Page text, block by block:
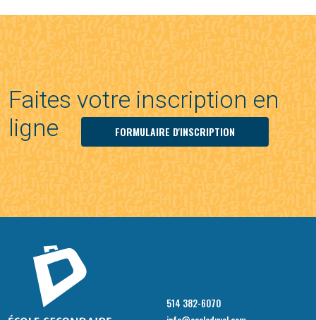
Faites votre inscription en
ligne
FORMULAIRE D'INSCRIPTION
514 382-6070